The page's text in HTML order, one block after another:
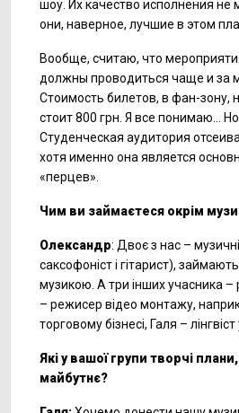
шоу. Их качество исполнения не
они, наверное, лучшие в этом
Вообще, считаю, что
должны проводиться чаще и за
Стоимость билетов, в фан-зону,
стоит 800 грн. Я все понимаю... Но
Студенческая аудитория
хотя именно она является
«перцев».
Чим ви займаєтеся окрім
Олександр: Двоє з нас –
саксофоніст і гітарист),
музикою. А три інших учасника –
– режисер відео монтажу,
торговому бізнесі, Галя –
Які у вашої групи творчі
майбутнє?